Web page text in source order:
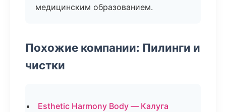
медицинским образованием.
Похожие компании: Пилинги и
чистки
Esthetic Harmony Body — Калуга